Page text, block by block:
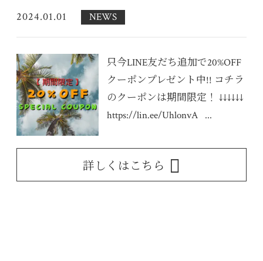
2024.01.01 NEWS
只今LINE友だち追加で20%OFF
クーポンプレゼント中!! コチラ
のクーポンは期間限定！ ↓↓↓↓↓↓
https://lin.ee/UhlonvA ...
詳しくはこちら